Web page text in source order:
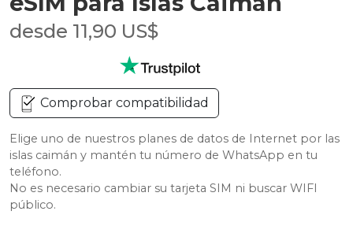
desde 11,90 US$
Comprobar compatibilidad
Elige uno de nuestros planes de datos de Internet por las
islas caimán y mantén tu número de WhatsApp en tu
teléfono.
No es necesario cambiar su tarjeta SIM ni buscar WIFI
público.